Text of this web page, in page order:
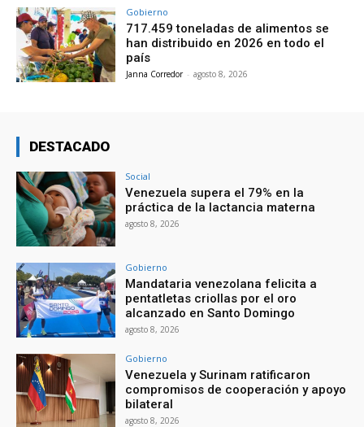
Gobierno
717.459 toneladas de alimentos se
han distribuido en 2026 en todo el
país
Janna Corredor - agosto 8, 2026
DESTACADO
Social
Venezuela supera el 79% en la
práctica de la lactancia materna
agosto 8, 2026
Gobierno
Mandataria venezolana felicita a
pentatletas criollas por el oro
alcanzado en Santo Domingo
agosto 8, 2026
Gobierno
Venezuela y Surinam ratificaron
compromisos de cooperación y apoyo
bilateral
agosto 8, 2026